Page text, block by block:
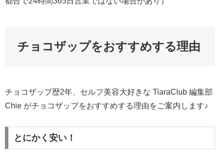
チョコザップをおすすめする理由
チョコザップ歴2年、セルフ美容大好きな TiaraClub 編集部
Chie がチョコザップをおすすめする理由をご案内します♪
とにかく安い！